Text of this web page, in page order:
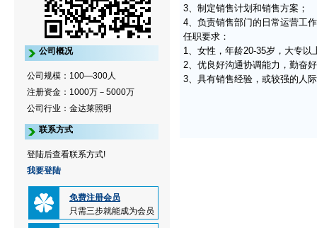
公司概况
公司规模：100—300人
注册资金：1000万－5000万
公司行业：金达莱照明
联系方式
登陆后查看联系方式!
我要登陆
免费注册会员
只需三步就能成为会员
3、制定销售计划和销售方案；
4、负责销售部门的日常运营工
任职要求：
1、女性，年龄20-35岁，大专
2、优良好沟通协调能力，勤奋
3、具有销售经验，或较强的人